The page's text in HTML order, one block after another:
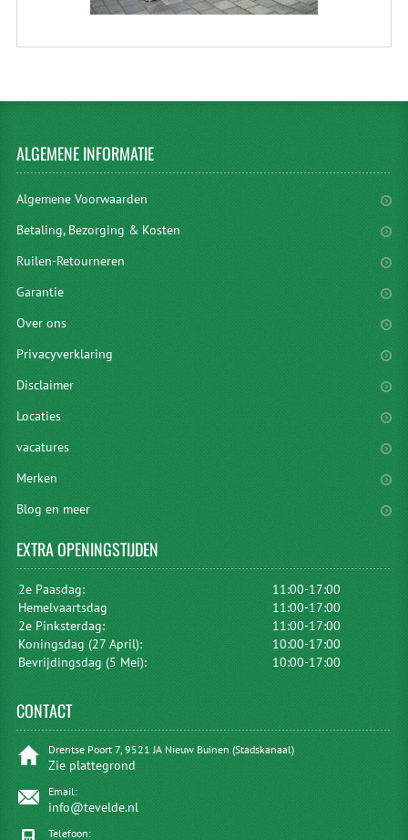
ALGEMENEINFORMATIE
Algemene Voorwaarden
Betaling, Bezorging & Kosten
Ruilen-Retourneren
Garantie
Over ons
Privacyverklaring
Disclaimer
Locaties
vacatures
Merken
Blog en meer
EXTRAOPENINGSTIJDEN
2e Paasdag:
11:00-17:00
Hemelvaartsdag
11:00-17:00
2e Pinksterdag:
11:00-17:00
Koningsdag (27 April):
10:00-17:00
Bevrijdingsdag (5 Mei):
10:00-17:00
CONTACT
Drentse Poort 7, 9521 JA Nieuw Buinen (Stadskanaal)
Zie plattegrond
Email:
info@tevelde.nl
Telefoon: